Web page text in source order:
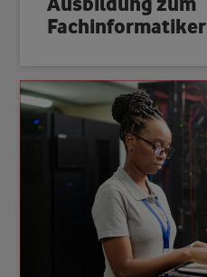
Ausbildung zum
Fachinformatiker